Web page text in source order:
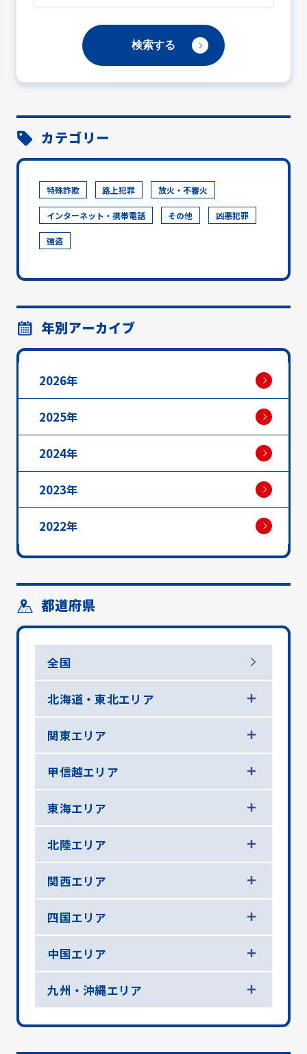
カテゴリー
特殊詐欺 路上犯罪 放火・不審火
インターネット・携帯電話 その他 凶悪犯罪
強盗
年別アーカイブ
2026年
2025年
2024年
2023年
2022年
都道府県
全国
北海道・東北エリア
関東エリア
甲信越エリア
東海エリア
北陸エリア
関西エリア
四国エリア
中国エリア
九州・沖縄エリア